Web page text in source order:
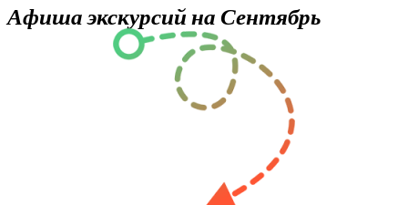
Афиша экскурсий на Сентябрь